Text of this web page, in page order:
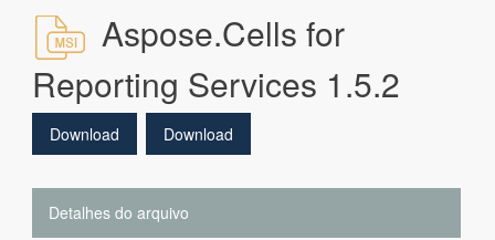
Aspose.Cells for
Reporting Services 1.5.2
Download Download
Detalhes do arquivo